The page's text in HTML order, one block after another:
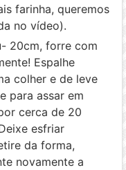
farinha, queremos
no vídeo).
20cm, forre com
Espalhe
colher e de leve
para assar em
cerca de 20
esfriar
da forma,
novamente a